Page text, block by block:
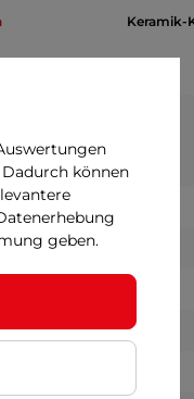
Keramik-
können
geben.